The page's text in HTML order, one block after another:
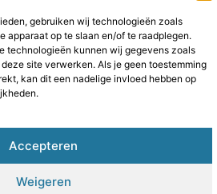
gebruiken wij technologieën zoals
apparaat op te slaan en/of te raadplegen.
technologieën kunnen wij gegevens zoals
site verwerken. Als je geen toestemming
kan dit een nadelige invloed hebben op
Accepteren
Weigeren
Partners Website index Uit De Media
sleutel tot een sterke online autoriteit
jouw weg naar financiële vrijheid
All Rights Reserved © 2025
www.hothouse.be